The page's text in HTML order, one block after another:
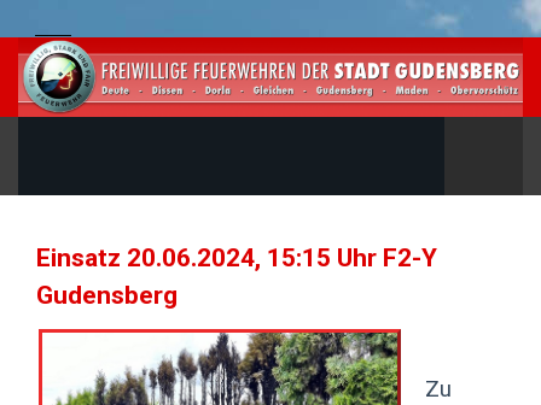
Einsatz 20.06.2024, 15:15 Uhr F2-Y
Gudensberg
Zu